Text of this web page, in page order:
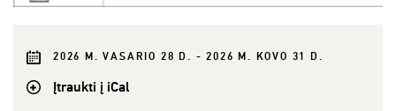
2026 M. VASARIO 28 D. - 2026 M. KOVO 31 D.
Įtraukti į iCal